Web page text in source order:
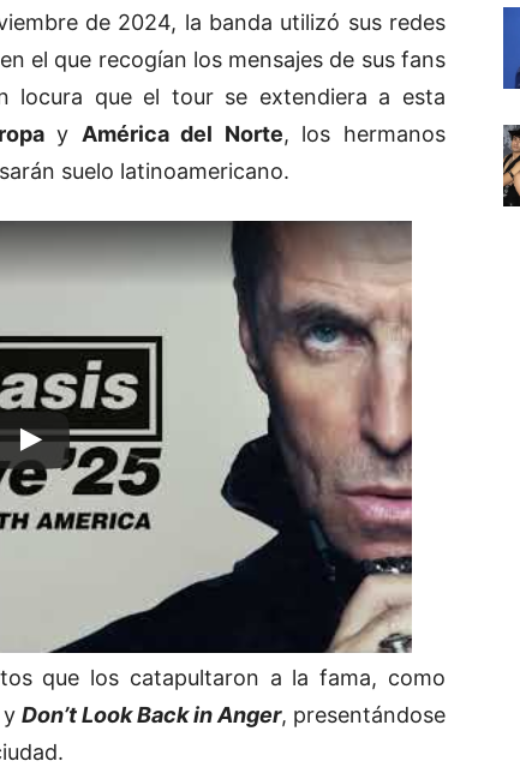
de 2024, la banda utilizó sus redes
el que recogían los mensajes de sus fans
locura que el tour se extendiera a esta
y América del Norte, los hermanos
suelo latinoamericano.
que los catapultaron a la fama, como
y Don’t Look Back in Anger, presentándose